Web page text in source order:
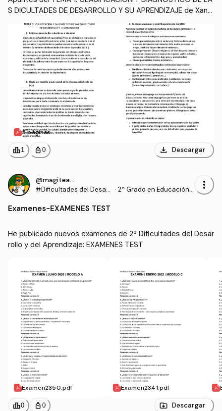
S DICULTADES DE DESARROLLO Y SU APRENDIZAJE de Xand
ra Candau Rojas listos para descargar y estudiar si quieres u
n buen sobresaliente ;)
5 páginas
leaderboard1 personal_bag 0 download Descargar
@magiteacher
#Dificultades del Desarr · 2º Grado en Educación I
more_vert
Examenes-EXAMENES TEST
He publicado nuevos examenes de 2º Dificultades del Desar
rollo y del Aprendizaje: EXAMENES TEST
Examen2350.pdf Examen2341.pdf
leaderboard0 personal_bag 0 Descargar